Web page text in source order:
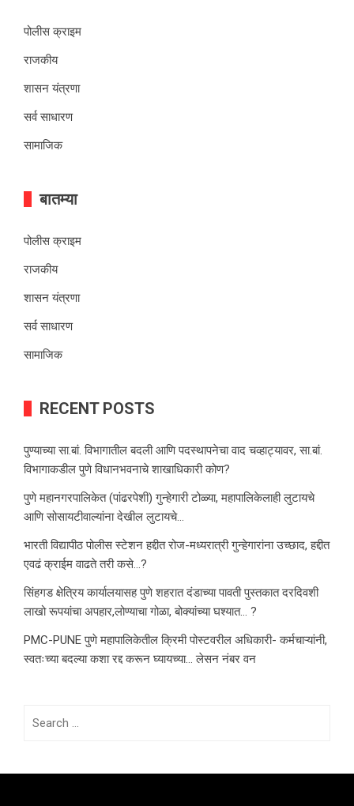
पोलीस क्राइम
राजकीय
शासन यंत्रणा
सर्व साधारण
सामाजिक
बातम्या
पोलीस क्राइम
राजकीय
शासन यंत्रणा
सर्व साधारण
सामाजिक
RECENT POSTS
पुण्याच्या सा.बां. विभागातील बदली आणि पदस्थापनेचा वाद चव्हाट्यावर, सा.बां.
विभागाकडील पुणे विधानभवनाचे शाखाधिकारी कोण?
पुणे महानगरपालिकेत (पांढरपेशी) गुन्हेगारी टोळ्या, महापालिकेलाही लुटायचे
आणि सोसायटीवाल्यांना देखील लुटायचे…
भारती विद्यापीठ पोलीस स्टेशन हद्दीत रोज-मध्यरात्री गुन्हेगारांना उच्छाद, हद्दीत
एवढं क्राईम वाढते तरी कसे…?
सिंहगड क्षेत्रिय कार्यालयासह पुणे शहरात दंडाच्या पावती पुस्तकात दरदिवशी
लाखो रूपयांचा अपहार,लोण्याचा गोळा, बोक्यांच्या घश्यात… ?
PMC-PUNE पुणे महापालिकेतील क्रिमी पोस्टवरील अधिकारी- कर्मचाऱ्यांनी,
स्वतःच्या बदल्या कशा रद्द करून घ्यायच्या… लेसन नंबर वन